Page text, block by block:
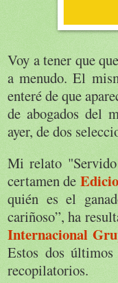
Voy a tener que
a menudo. El
enteré de que
de abogados del
ayer, de dos
Mi relato
certamen de
quién es el
cariñoso”, ha
Internacional
Estos dos
recopilatorios.